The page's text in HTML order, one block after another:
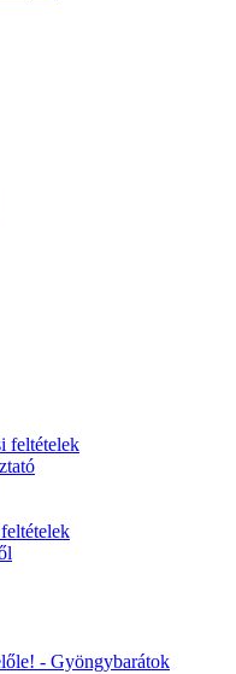
feltételek
- Gyöngybarátok